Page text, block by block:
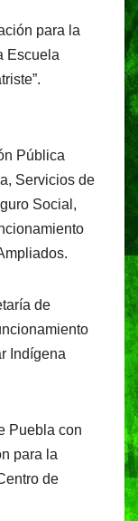
para la
Escuela
Pública
Servicios de
Social,
de
Indígena
Puebla con
para la
de